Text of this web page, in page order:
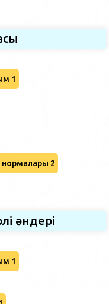
1
нормалары 2
әндері
1